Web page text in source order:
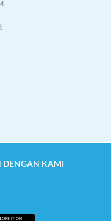
Betul!
DENGAN KAMI